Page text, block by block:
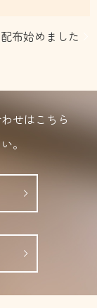
布始めました
せはこちら
。